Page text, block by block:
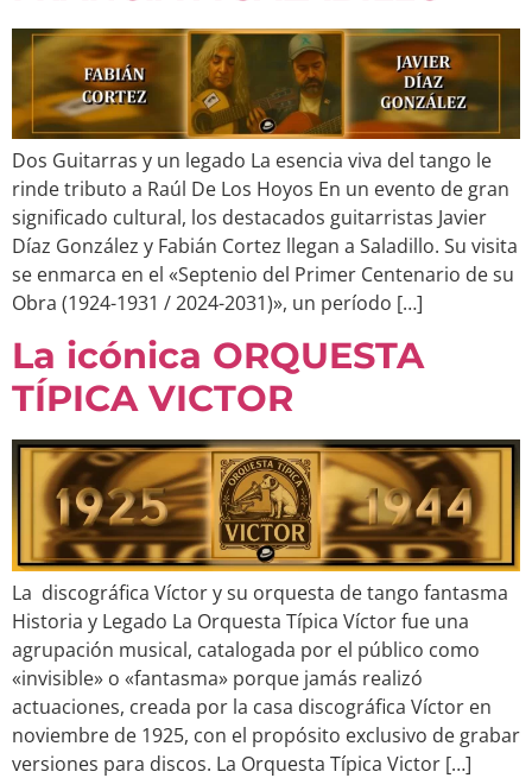
Dos Guitarras y un legado La esencia viva del tango le
rinde tributo a Raúl De Los Hoyos En un evento de gran
significado cultural, los destacados guitarristas Javier
Díaz González y Fabián Cortez llegan a Saladillo. Su visita
se enmarca en el «Septenio del Primer Centenario de su
Obra (1924-1931 / 2024-2031)», un período […]
La icónica ORQUESTA
TÍPICA VICTOR
La discográfica Víctor y su orquesta de tango fantasma
Historia y Legado La Orquesta Típica Víctor fue una
agrupación musical, catalogada por el público como
«invisible» o «fantasma» porque jamás realizó
actuaciones, creada por la casa discográfica Víctor en
noviembre de 1925, con el propósito exclusivo de grabar
versiones para discos. La Orquesta Típica Victor […]